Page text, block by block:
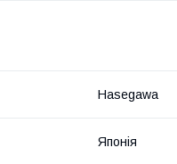
Hasegawa
Японія